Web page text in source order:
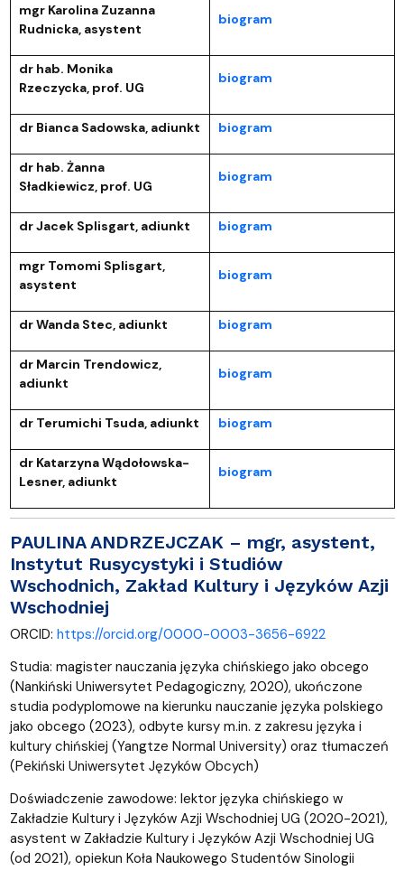
mgr Karolina Zuzanna
Rudnicka, asystent
biogram
dr hab. Monika
Rzeczycka, prof. UG
biogram
dr Bianca Sadowska, adiunkt biogram
dr hab. Żanna
Sładkiewicz, prof. UG
biogram
dr Jacek Splisgart, adiunkt biogram
mgr Tomomi Splisgart,
asystent
biogram
dr Wanda Stec, adiunkt biogram
dr Marcin Trendowicz,
adiunkt
biogram
dr Terumichi Tsuda, adiunkt biogram
dr Katarzyna Wądołowska-
Lesner, adiunkt
biogram
PAULINA ANDRZEJCZAK – mgr, asystent,
Instytut Rusycystyki i Studiów
Wschodnich, Zakład Kultury i Języków Azji
Wschodniej
ORCID: https://orcid.org/0000-0003-3656-6922
Studia: magister nauczania języka chińskiego jako obcego
(Nankiński Uniwersytet Pedagogiczny, 2020), ukończone
studia podyplomowe na kierunku nauczanie języka polskiego
jako obcego (2023), odbyte kursy m.in. z zakresu języka i
kultury chińskiej (Yangtze Normal University) oraz tłumaczeń
(Pekiński Uniwersytet Języków Obcych)
Doświadczenie zawodowe: lektor języka chińskiego w
Zakładzie Kultury i Języków Azji Wschodniej UG (2020-2021),
asystent w Zakładzie Kultury i Języków Azji Wschodniej UG
(od 2021), opiekun Koła Naukowego Studentów Sinologii